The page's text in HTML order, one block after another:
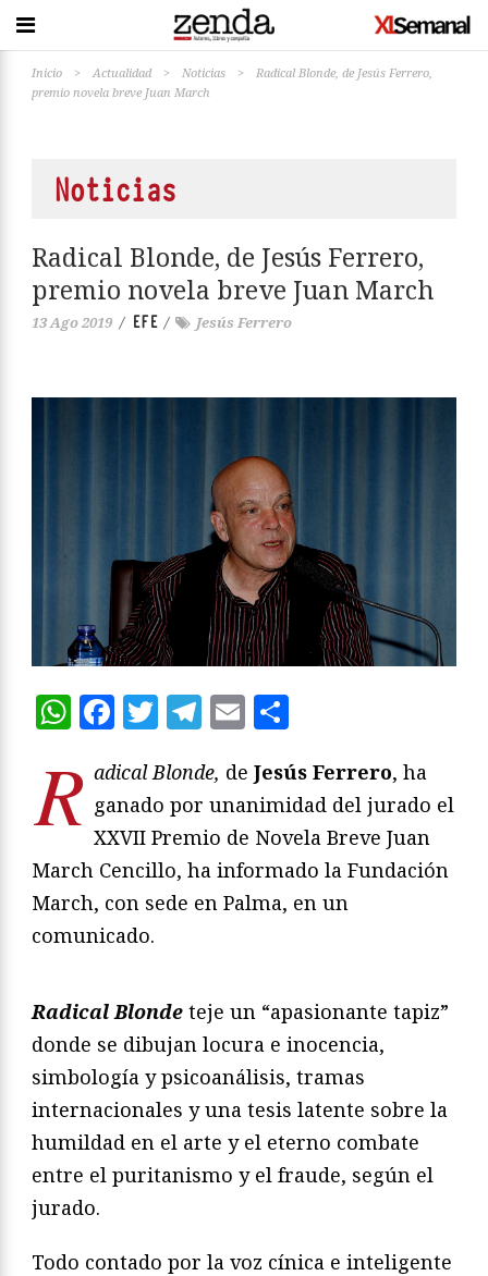
Inicio > Actualidad > Noticias >
Radical Blonde, de Jesús Ferrero,
premio novela breve Juan March
Noticias
Radical Blonde, de Jesús Ferrero,
premio novela breve Juan March
13 Ago 2019 / EFE / Jesús Ferrero
WhatsApp
Facebook
Twitter
Telegram
Email
R adical Blonde, de Jesús Ferrero, ha
ganado por unanimidad del jurado el
XXVII Premio de Novela Breve Juan
March Cencillo, ha informado la Fundación
March, con sede en Palma, en un
comunicado.
Radical Blonde teje un “apasionante tapiz”
donde se dibujan locura e inocencia,
simbología y psicoanálisis, tramas
internacionales y una tesis latente sobre la
humildad en el arte y el eterno combate
entre el puritanismo y el fraude, según el
jurado.
Todo contado por la voz cínica e inteligente